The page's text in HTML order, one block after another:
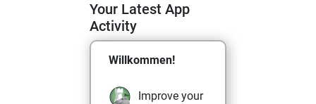
Your Latest App
Activity
Willkommen!
Improve your